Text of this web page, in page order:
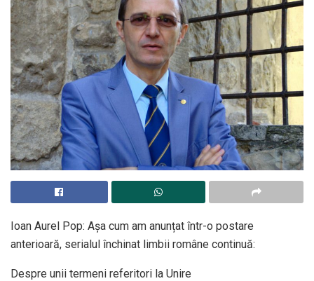
Ioan Aurel Pop: Așa cum am anunțat într-o postare
anterioară, serialul închinat limbii române continuă:
Despre unii termeni referitori la Unire